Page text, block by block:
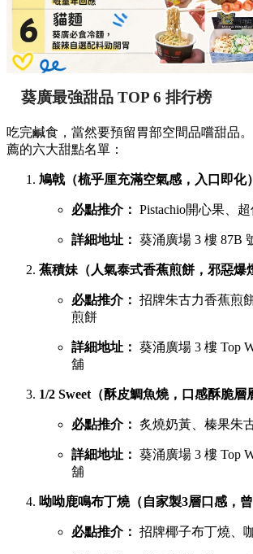
葵廣最強甜品 TOP 6 排行榜
吃完鹹食，當然要預留胃部空間品嚐甜品
薦的六大甜點名單：
鳩戟（梳乎厘充滿空氣感，入口即化）
必點推介： Pistachio開心果、
詳細地址： 葵涌廣場 3 樓 87B
蕉積妹（人氣泰式香蕉煎餅，邪惡爆
必點推介： 招牌朱古力香蕉煎
煎餅
詳細地址： 葵涌廣場 3 樓 Top
舖
1/2 Sweet（酥皮鯛魚燒，口感酥脆層
必點推介： 炙燒奶黃、榛果朱
詳細地址： 葵涌廣場 3 樓 Top
舖
呦呦鹿鳴布丁燒（自家製3層口感，
必點推介： 招牌椰子布丁燒、